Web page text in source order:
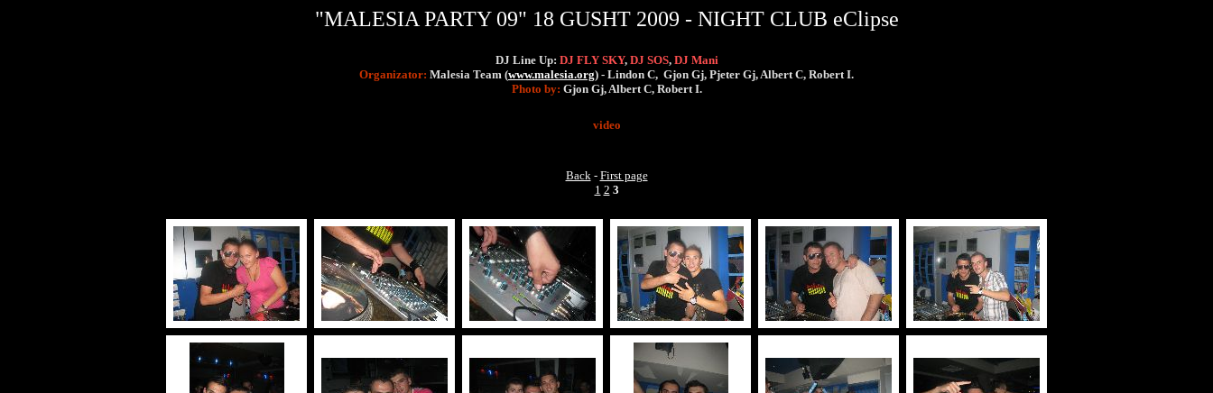
"MALESIA PARTY 09" 18 GUSHT 2009 - NIGHT CLUB eClipse
DJ Line Up: DJ FLY SKY, DJ SOS, DJ Mani
Organizator: Malesia Team (www.malesia.org) - Lindon C, Gjon Gj, Pjeter Gj, Albert C, Robert I.
Photo by: Gjon Gj, Albert C, Robert I.
video
Back- First page
1 2 3